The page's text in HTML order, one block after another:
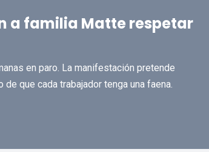
a familia Matte respetar
en paro. La manifestación pretende
que cada trabajador tenga una faena.